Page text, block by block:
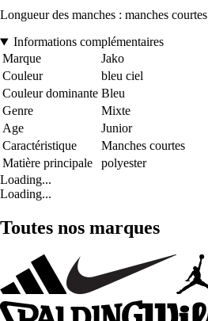
Longueur des manches : manches courtes
Informations complémentaires
Marque
Jako
Couleur
bleu ciel
Couleur dominante Bleu
Genre
Mixte
Age
Junior
Caractéristique
Manches courtes
Matière principale
polyester
Loading...
Loading...
Toutes nos marques